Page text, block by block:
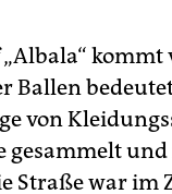
kommt
Ballen
von
gesammelt
Straße war im